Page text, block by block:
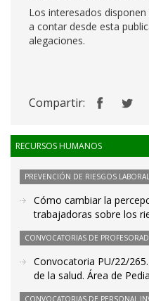
Los interesados
a contar desde esta
alegaciones.
Compartir:
RECURSOS HUMANOS
PREVENCIÓN DE RIESGOS
Cómo cambiar la
trabajadoras sobre los
CONVOCATORIAS DE
Convocatoria PU/22/
de la salud. Área de
CONVOCATORIAS DE PERSONAL